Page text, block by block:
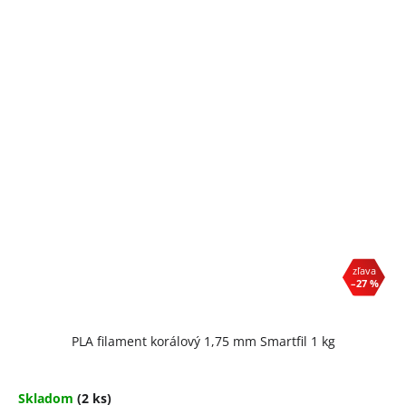
–27 %
PLA filament korálový 1,75 mm Smartfil 1 kg
Skladom (2 ks)